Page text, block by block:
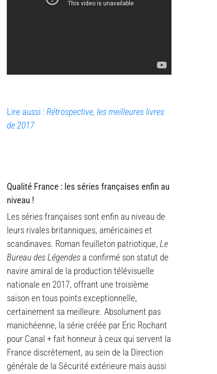
Lire aussi : Rétrospective, les meilleures livres
de 2017
Qualité France : les séries françaises enfin au
niveau !
Les séries françaises sont enfin au niveau de
leurs rivales britanniques, américaines et
scandinaves. Roman feuilleton patriotique, Le
Bureau des Légendes a confirmé son statut de
navire amiral de la production télévisuelle
nationale en 2017, offrant une troisième
saison en tous points exceptionnelle,
certainement sa meilleure. Absolument pas
manichéenne, la série créée par Eric Rochant
pour Canal + fait honneur à ceux qui servent la
France discrètement, au sein de la Direction
générale de la Sécurité extérieure mais aussi